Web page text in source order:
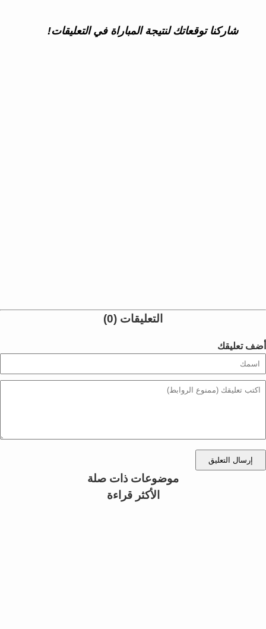
شاركنا توقعاتك لنتيجة المباراة في التعليقات!
التعليقات (0)
أضف تعليقك
إرسال التعليق
موضوعات ذات صلة
الأكثر قراءة